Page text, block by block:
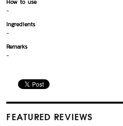
How to use
-
Ingredients
-
Remarks
-
FEATURED REVIEWS